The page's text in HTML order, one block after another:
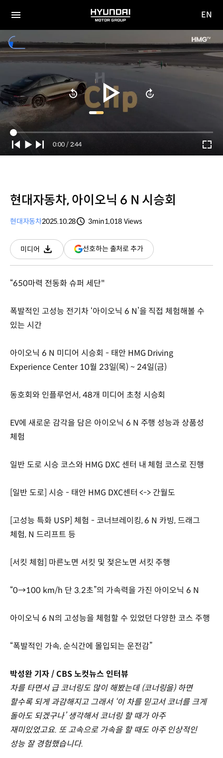
전체
메뉴
HYUNDAI
MOTOR
GROUP
사이
이동
EN
Current
Time
0:00 / Duration
2:44
현대자동차, 아이오닉 6 N 시승회
현대자동차2025.10.28
3min1,018 Views
미디어
다운로드
선호하는 출처로 추가(새
창
“650마력 전동화 슈퍼 세단"
폭발적인 고성능 전기차 ‘아이오닉 6 N’을 직접 체험해볼 수
있는 시간
아이오닉 6 N 미디어 시승회 - 태안 HMG Driving
Experience Center 10월 23일(목) ~ 24일(금)
동호회와 인플루언서, 48개 미디어 초청 시승회
EV에 새로운 감각을 담은 아이오닉 6 N 주행 성능과 상품성
체험
일반 도로 시승 코스와 HMG DXC 센터 내 체험 코스로 진행
[일반 도로] 시승 - 태안 HMG DXC센터 <-> 간월도
[고성능 특화 USP] 체험 - 코너브레이킹, 6 N 카빙, 드래그
체험, N 드리프트 등
[서킷 체험] 마른노면 서킷 및 젖은노면 서킷 주행
“0→100 km/h 단 3.2초”의 가속력을 가진 아이오닉 6 N
아이오닉 6 N의 고성능을 체험할 수 있었던 다양한 코스 주행
“폭발적인 가속, 순식간에 몰입되는 운전감”
박성완 기자 / CBS 노컷뉴스 인터뷰
차를 타면서 급 코너링도 많이 해봤는데 (코너링을) 하면
할수록 되게 과감해지고 그래서 ‘이 차를 믿고서 코너를 크게
돌아도 되겠구나’ 생각해서 코너링 할 때가 아주
재미있었고요. 또 고속으로 가속을 할 때도 아주 인상적인
성능 잘 경험했습니다.